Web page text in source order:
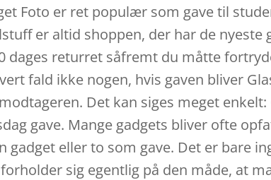
Foto er ret populær som gave til
er altid shoppen, der har de
dages returret såfremt du måtte
fald ikke nogen, hvis gaven bliver
Det kan siges meget
gave. Mange gadgets bliver ofte
gadget eller to som gave. Det er bare
sig egentlig på den måde, at